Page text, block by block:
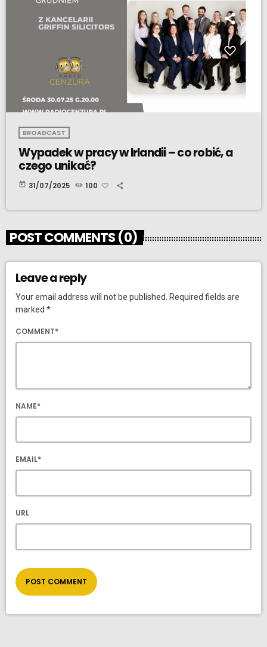
BROADCAST
Wypadek w pracy w Irlandii – co robić, a
czego unikać?
today 31/07/2025 100
POST COMMENTS (0)
Leave a reply
Your email address will not be published. Required fields are
marked *
COMMENT*
NAME*
EMAIL*
URL